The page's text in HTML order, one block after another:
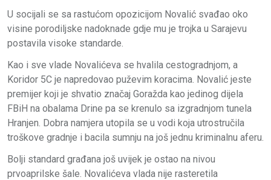
U socijali se sa rastućom opozicijom Novalić svađao oko
visine porodiljske nadoknade gdje mu je trojka u Sarajevu
postavila visoke standarde.
Kao i sve vlade Novalićeva se hvalila cestogradnjom, a
Koridor 5C je napredovao puževim koracima. Novalić jeste
premijer koji je shvatio značaj Goražda kao jedinog dijela
FBiH na obalama Drine pa se krenulo sa izgradnjom tunela
Hranjen. Dobra namjera utopila se u vodi koja utrostručila
troškove gradnje i bacila sumnju na još jednu kriminalnu aferu.
Bolji standard građana još uvijek je ostao na nivou
prvoaprilske šale. Novalićeva vlada nije rasteretila